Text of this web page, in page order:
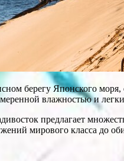
берегу Японского
влажностью и
предлагает
мирового класса до